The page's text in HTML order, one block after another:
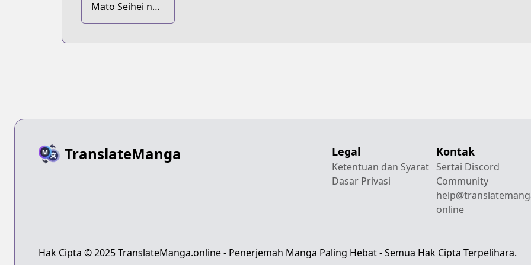
Mato Seihei no
Slave: Maboutai
TranslateManga Legal
Ketentuan dan Syarat
Dasar Privasi
Kontak
Sertai Discord
Community
online
Hak Cipta © 2025 TranslateManga.online - Penerjemah Manga Paling Hebat - Semua Hak Cipta Terpelihara.